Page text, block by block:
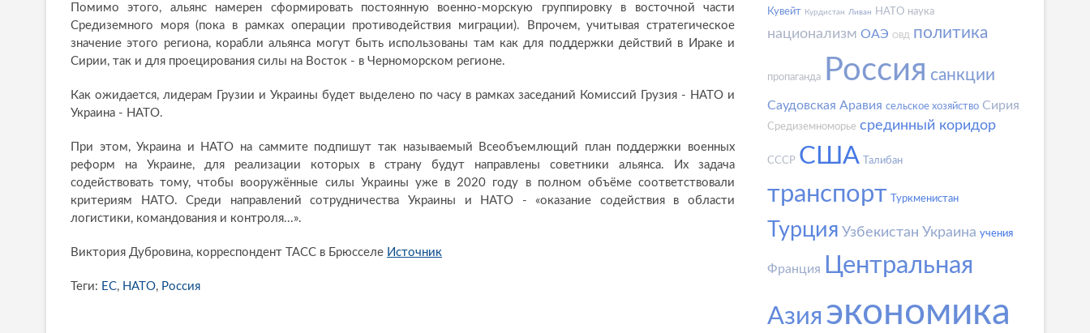
Помимо этого, альянс намерен сформировать постоянную военно-морскую группировку в восточной части
Средиземного моря (пока в рамках операции противодействия миграции). Впрочем, учитывая стратегическое
значение этого региона, корабли альянса могут быть использованы там как для поддержки действий в Ираке и
Сирии, так и для проецирования силы на Восток - в Черноморском регионе.
Как ожидается, лидерам Грузии и Украины будет выделено по часу в рамках заседаний Комиссий Грузия - НАТО и
Украина - НАТО.
При этом, Украина и НАТО на саммите подпишут так называемый Всеобъемлющий план поддержки военных
реформ на Украине, для реализации которых в страну будут направлены советники альянса. Их задача
содействовать тому, чтобы вооружённые силы Украины уже в 2020 году в полном объёме соответствовали
критериям НАТО. Среди направлений сотрудничества Украины и НАТО - «оказание содействия в области
логистики, командования и контроля...».
Виктория Дубровина, корреспондент ТАСС в Брюсселе Источник
Теги: ЕС, НАТО, Россия
Кувейт Курдистан Ливан НАТО наука
национализм ОАЭ ОВД политика
пропаганда Россия санкции
Саудовская Аравия сельское хозяйство Сирия
Средиземноморье срединный коридор
СССР США Талибан
транспорт Туркменистан
Турция Узбекистан Украина учения
Франция Центральная
Азия экономика